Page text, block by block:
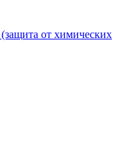
от химических